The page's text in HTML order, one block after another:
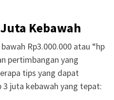
Kebawah
Rp3.000.000 atau “hp
pertimbangan yang
tips yang dapat
juta kebawah yang tepat: